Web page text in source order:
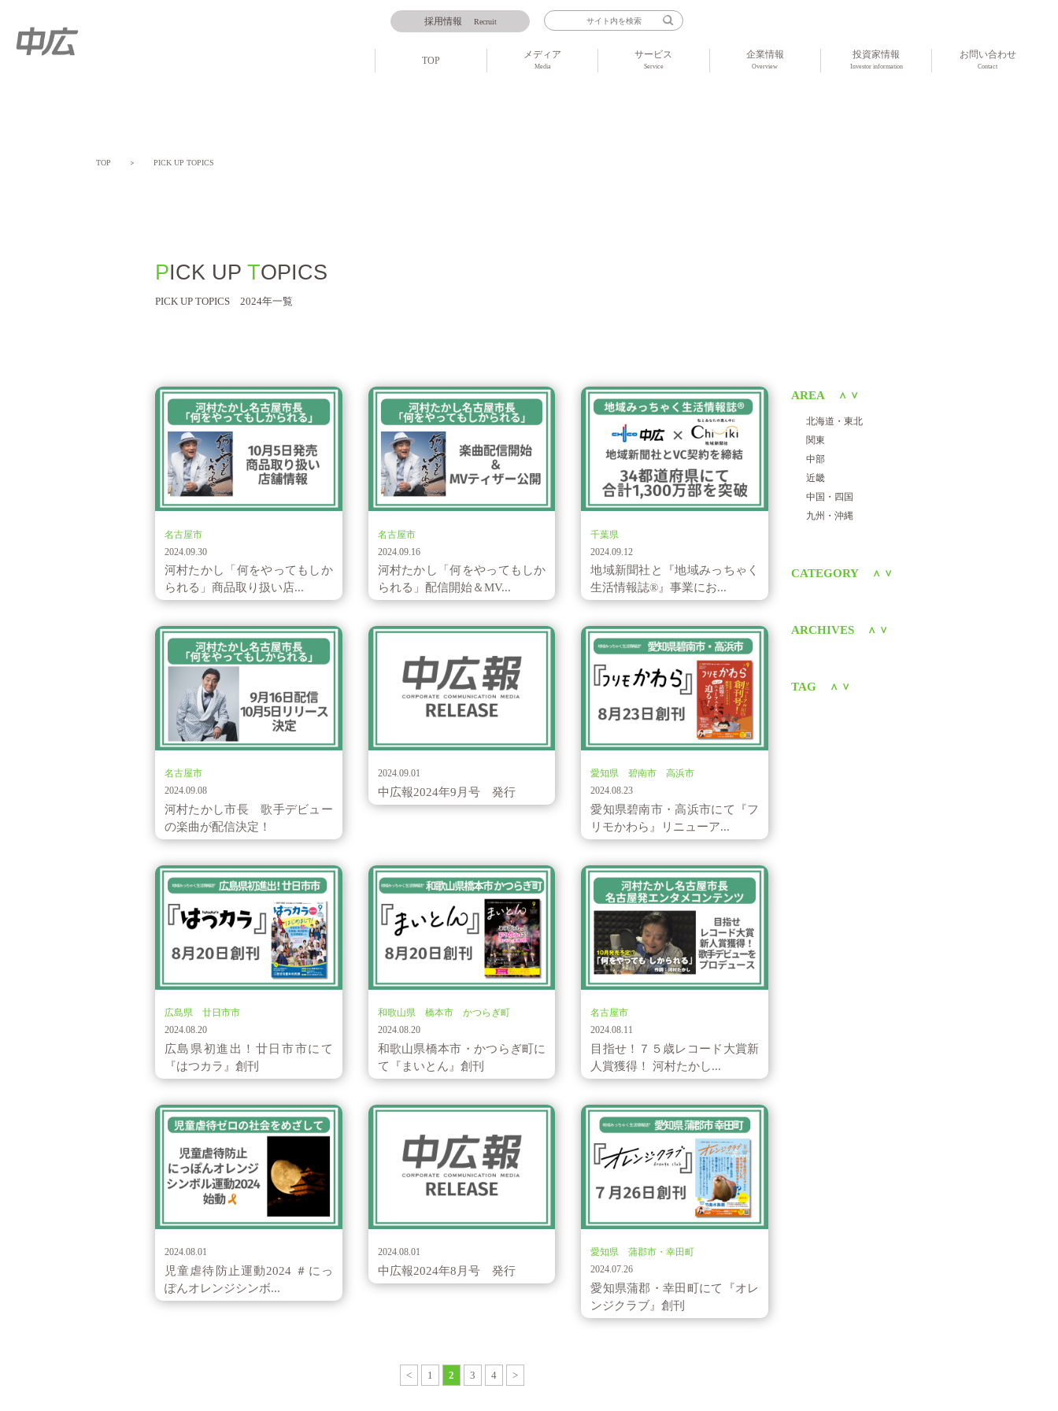
採用情報 Recruit
TOP
メディア
Media
サービス
Service
企業情報
Overview
投資家情報
Investor information
お問い合わせ
Contact
TOP ＞ PICK UP TOPICS
PICK UP TOPICS
PICK UP TOPICS 2024年一覧
名古屋市
2024.09.30
河村たかし「何をやってもしか
られる」商品取り扱い店...
名古屋市
2024.09.16
河村たかし「何をやってもしか
られる」配信開始＆MV...
千葉県
2024.09.12
地域新聞社と『地域みっちゃく
生活情報誌®』事業にお...
名古屋市
2024.09.08
河村たかし市長 歌手デビュー
の楽曲が配信決定！
2024.09.01
中広報2024年9月号 発行
愛知県 碧南市 高浜市
2024.08.23
愛知県碧南市・高浜市にて『フ
リモかわら』リニューア...
広島県 廿日市市
2024.08.20
広島県初進出！廿日市市にて
『はつカラ』創刊
和歌山県 橋本市 かつらぎ町
2024.08.20
和歌山県橋本市・かつらぎ町に
て『まいとん』創刊
名古屋市
2024.08.11
目指せ！７５歳レコード大賞新
人賞獲得！ 河村たかし...
2024.08.01
児童虐待防止運動2024 ＃にっ
ぽんオレンジシンボ...
2024.08.01
中広報2024年8月号 発行
愛知県 蒲郡市・幸田町
2024.07.26
愛知県蒲郡・幸田町にて『オレ
ンジクラブ』創刊
< 1 2 3 4 >
AREA ＜ ＞
北海道・東北
関東
中部
近畿
中国・四国
九州・沖縄
CATEGORY ＜ ＞
ARCHIVES ＜ ＞
TAG ＜ ＞